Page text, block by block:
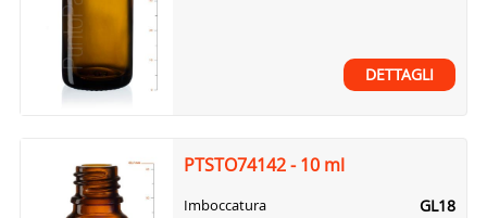
DETTAGLI
PTSTO74142 - 10 ml
Imboccatura GL18